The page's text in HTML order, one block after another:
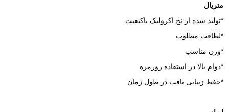
متریال
*تولید شده از نخ اکرولیک باکیفیت
*لطافت مطلوب
*وزن مناسب
*دوام بالا در استفاده روزمره
*حفظ زیبایی بافت در طول زمان